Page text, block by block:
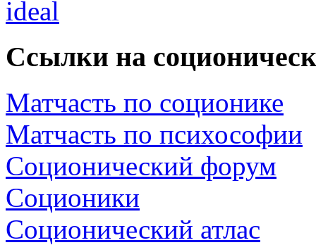
Ссылки на
Матчасть по соционике
Матчасть по психософии
Соционический форум
Соционики
Соционический атлас